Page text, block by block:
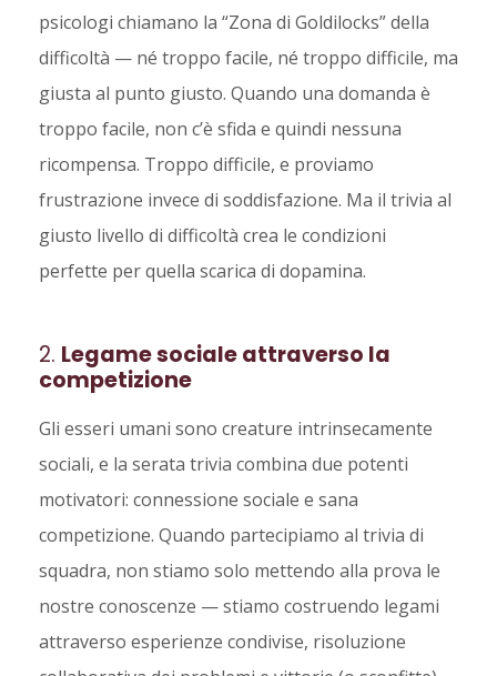
psicologi chiamano la “Zona di Goldilocks” della
difficoltà — né troppo facile, né troppo difficile, ma
giusta al punto giusto. Quando una domanda è
troppo facile, non c’è sfida e quindi nessuna
ricompensa. Troppo difficile, e proviamo
frustrazione invece di soddisfazione. Ma il trivia al
giusto livello di difficoltà crea le condizioni
perfette per quella scarica di dopamina.
2. Legame sociale attraverso la
competizione
Gli esseri umani sono creature intrinsecamente
sociali, e la serata trivia combina due potenti
motivatori: connessione sociale e sana
competizione. Quando partecipiamo al trivia di
squadra, non stiamo solo mettendo alla prova le
nostre conoscenze — stiamo costruendo legami
attraverso esperienze condivise, risoluzione